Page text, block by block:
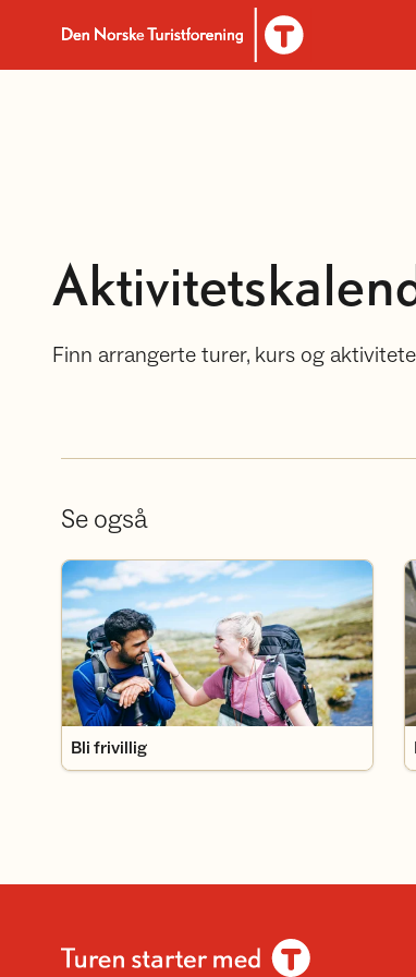
Til DNT.no forside
Finn arrangerte turer, kurs og
Se også
Bli frivillig
Bli frivillig